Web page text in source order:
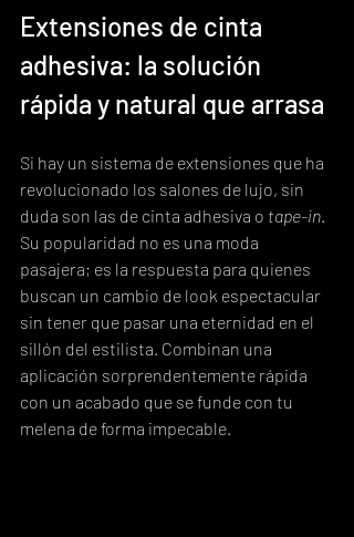
Extensiones de cinta
adhesiva: la solución
rápida y natural que arrasa
Si hay un sistema de extensiones que ha
revolucionado los salones de lujo, sin
duda son las de cinta adhesiva o tape-in
Su popularidad no es una moda
pasajera; es la respuesta para quienes
buscan un cambio de look espectacular
sin tener que pasar una eternidad en el
sillón del estilista. Combinan una
aplicación sorprendentemente rápida
con un acabado que se funde con tu
melena de forma impecable.